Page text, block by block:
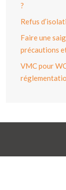
?
Refus
Faire une
précautions
VMC pour